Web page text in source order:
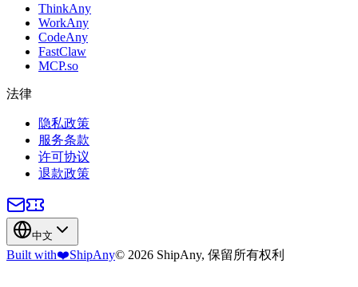
ThinkAny
WorkAny
CodeAny
FastClaw
MCP.so
法律
隐私政策
服务条款
许可协议
退款政策
中文
Built with❤️ShipAny© 2026 ShipAny, 保留所有权利